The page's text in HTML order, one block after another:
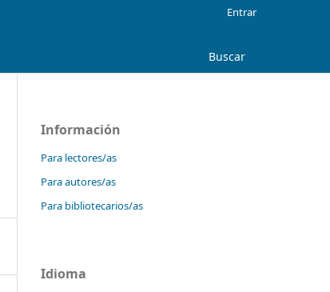
Buscar
Entrar
Información
Para lectores/as
Para autores/as
Para bibliotecarios/as
Idioma